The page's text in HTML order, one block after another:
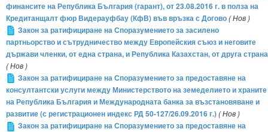
финансите на Република България (гарант), от 23.08.2016 г. в полза на
Кредитанщалт фюр Видерауфбау (КфВ) във връзка с Догово( Нов )
Закон за ратифициране на Споразумението за засилено
партньорство и сътрудничество между Европейския съюз и неговите
държави членки, от една страна, и Република Казахстан, от друга страна
( Нов )
Закон за ратифициране на Споразумението за предоставяне на
консултантски услуги между Министерството на земеделието и храните
на Република България и Международната банка за възстановяване и
развитие (с регистрационен индекс РД 50-127/26.09.2016 г.)( Нов )
Закон за ратифициране на Споразумението за предоставяне на